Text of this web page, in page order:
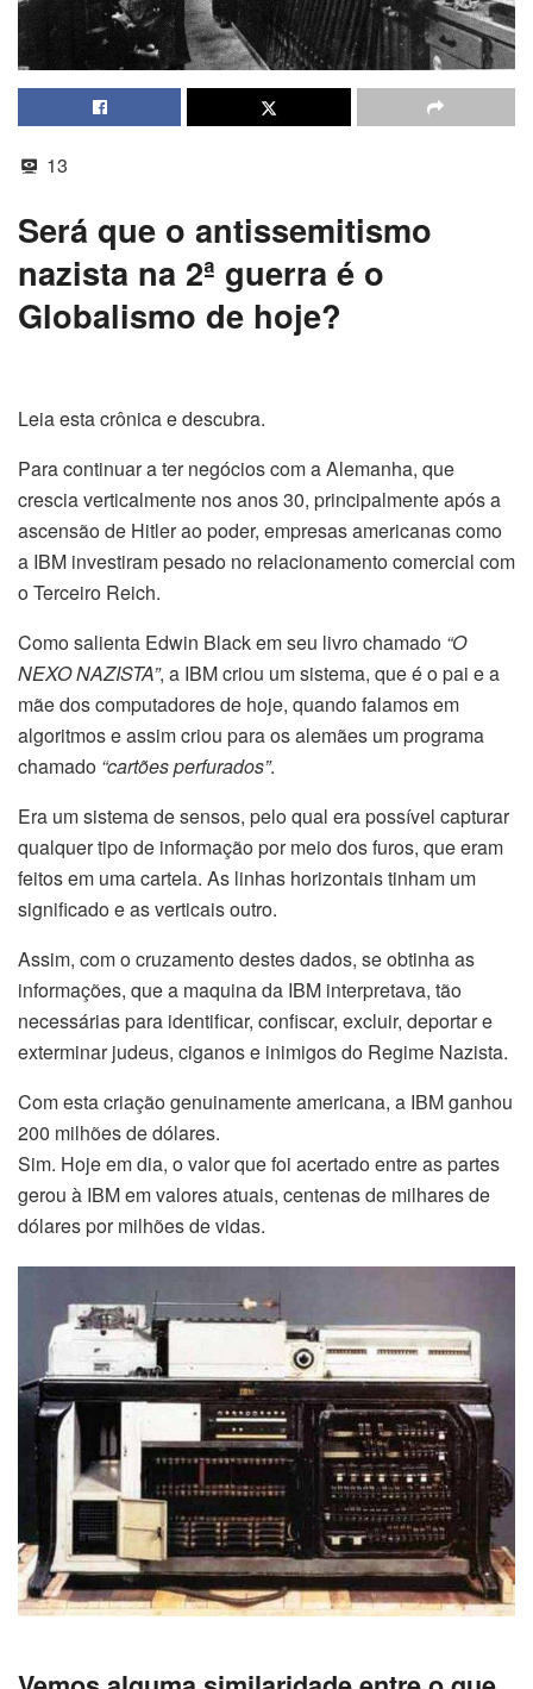
13
Será que o antissemitismo
nazista na 2ª guerra é o
Globalismo de hoje?
Leia esta crônica e descubra.
Para continuar a ter negócios com a Alemanha, que
crescia verticalmente nos anos 30, principalmente após a
ascensão de Hitler ao poder, empresas americanas como
a IBM investiram pesado no relacionamento comercial com
o Terceiro Reich.
Como salienta Edwin Black em seu livro chamado “O
NEXO NAZISTA”, a IBM criou um sistema, que é o pai e a
mãe dos computadores de hoje, quando falamos em
algoritmos e assim criou para os alemães um programa
chamado “cartões perfurados”.
Era um sistema de sensos, pelo qual era possível capturar
qualquer tipo de informação por meio dos furos, que eram
feitos em uma cartela. As linhas horizontais tinham um
significado e as verticais outro.
Assim, com o cruzamento destes dados, se obtinha as
informações, que a maquina da IBM interpretava, tão
necessárias para identificar, confiscar, excluir, deportar e
exterminar judeus, ciganos e inimigos do Regime Nazista.
Com esta criação genuinamente americana, a IBM ganhou
200 milhões de dólares.
Sim. Hoje em dia, o valor que foi acertado entre as partes
gerou à IBM em valores atuais, centenas de milhares de
dólares por milhões de vidas.